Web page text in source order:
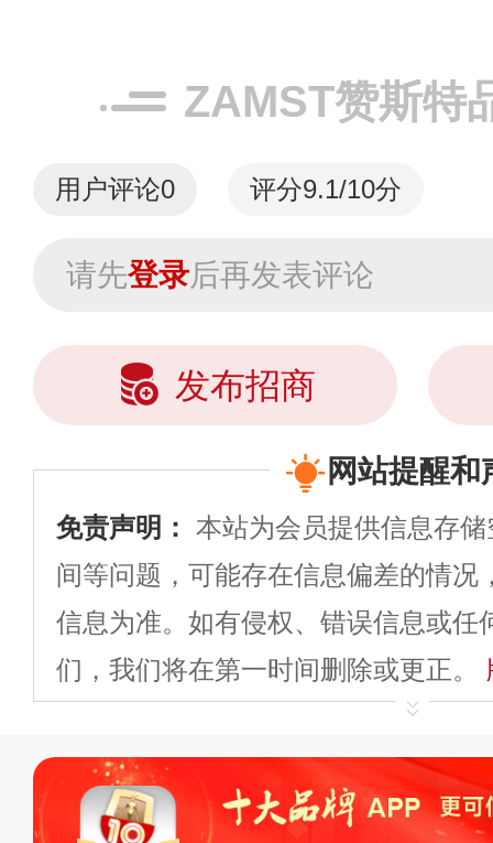
ZAMST赞斯特
用户评论0 评分9.1/10分
请先登录后再发表评论
发布招商
网站提醒和
免责声明： 本站为会员提供信息存
间等问题，可能存在信息偏差的情况
信息为准。如有侵权、错误信息或任
们，我们将在第一时间删除或更正。
平台自有内容（文字
标、LOGO 等）知识产权归本站所
复制、转载、商用。本站不生产产